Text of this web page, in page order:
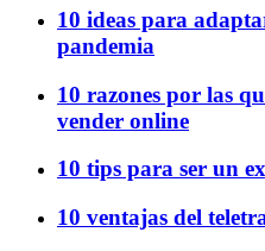
10 ideas para
pandemia
10 razones por las
vender online
10 tips para ser un
10 ventajas del